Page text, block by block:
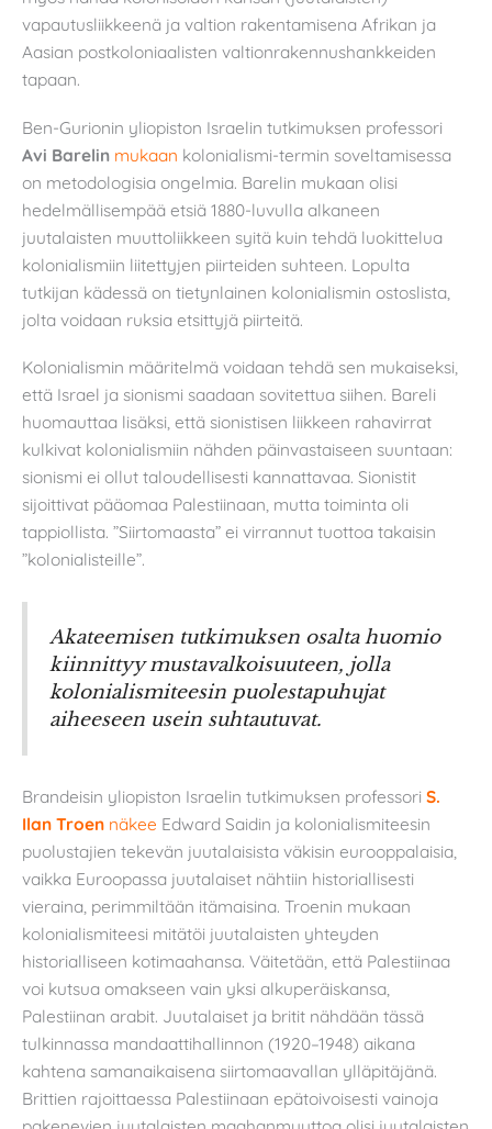
vapautusliikkeenä ja valtion rakentamisena Afrikan ja
Aasian postkoloniaalisten valtionrakennushankkeiden
tapaan.
Ben-Gurionin yliopiston Israelin tutkimuksen professori
Avi Barelin mukaan kolonialismi-termin soveltamisessa
on metodologisia ongelmia. Barelin mukaan olisi
hedelmällisempää etsiä 1880-luvulla alkaneen
juutalaisten muuttoliikkeen syitä kuin tehdä luokittelua
kolonialismiin liitettyjen piirteiden suhteen. Lopulta
tutkijan kädessä on tietynlainen kolonialismin ostoslista,
jolta voidaan ruksia etsittyjä piirteitä.
Kolonialismin määritelmä voidaan tehdä sen mukaiseksi,
että Israel ja sionismi saadaan sovitettua siihen. Bareli
huomauttaa lisäksi, että sionistisen liikkeen rahavirrat
kulkivat kolonialismiin nähden päinvastaiseen suuntaan:
sionismi ei ollut taloudellisesti kannattavaa. Sionistit
sijoittivat pääomaa Palestiinaan, mutta toiminta oli
tappiollista. ”Siirtomaasta” ei virrannut tuottoa takaisin
”kolonialisteille”.
Akateemisen tutkimuksen osalta huomio
kiinnittyy mustavalkoisuuteen, jolla
kolonialismiteesin puolestapuhujat
aiheeseen usein suhtautuvat.
Brandeisin yliopiston Israelin tutkimuksen professori S.
Ilan Troen näkee Edward Saidin ja kolonialismiteesin
puolustajien tekevän juutalaisista väkisin eurooppalaisia,
vaikka Euroopassa juutalaiset nähtiin historiallisesti
vieraina, perimmiltään itämaisina. Troenin mukaan
kolonialismiteesi mitätöi juutalaisten yhteyden
historialliseen kotimaahansa. Väitetään, että Palestiinaa
voi kutsua omakseen vain yksi alkuperäiskansa,
Palestiinan arabit. Juutalaiset ja britit nähdään tässä
tulkinnassa mandaattihallinnon (1920–1948) aikana
kahtena samanaikaisena siirtomaavallan ylläpitäjänä.
Brittien rajoittaessa Palestiinaan epätoivoisesti vainoja